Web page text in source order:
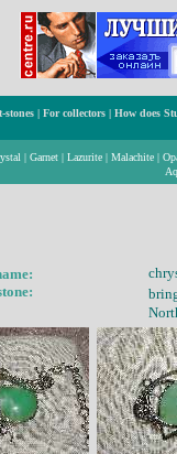
stones | For collectors | How does
| Garnet | Lazurite | Malachite |